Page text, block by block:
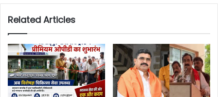
Related Articles